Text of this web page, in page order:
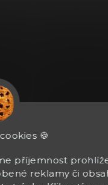
🍪
příjemnost
reklamy či